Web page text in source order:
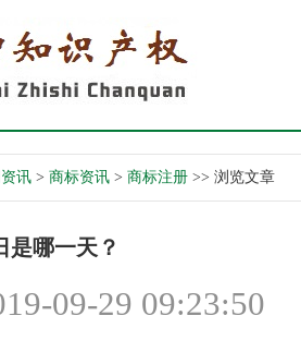
讯 > 商标资讯 > 商标注册 >> 浏览文章
是哪一天？
09-29 09:23:50